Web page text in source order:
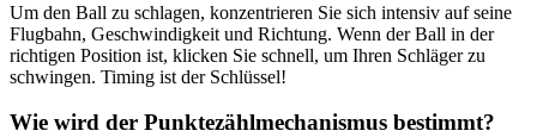
Um den Ball zu schlagen, konzentrieren Sie sich intensiv auf seine
Flugbahn, Geschwindigkeit und Richtung. Wenn der Ball in der
richtigen Position ist, klicken Sie schnell, um Ihren Schläger zu
schwingen. Timing ist der Schlüssel!
Wie wird der Punktezählmechanismus bestimmt?